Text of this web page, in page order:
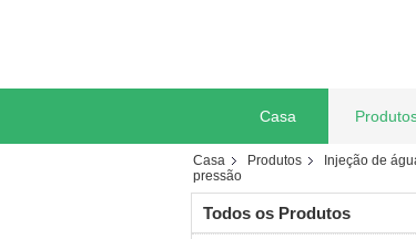
Casa
Casa Produtos Injeção de
pressão
Todos os Produtos